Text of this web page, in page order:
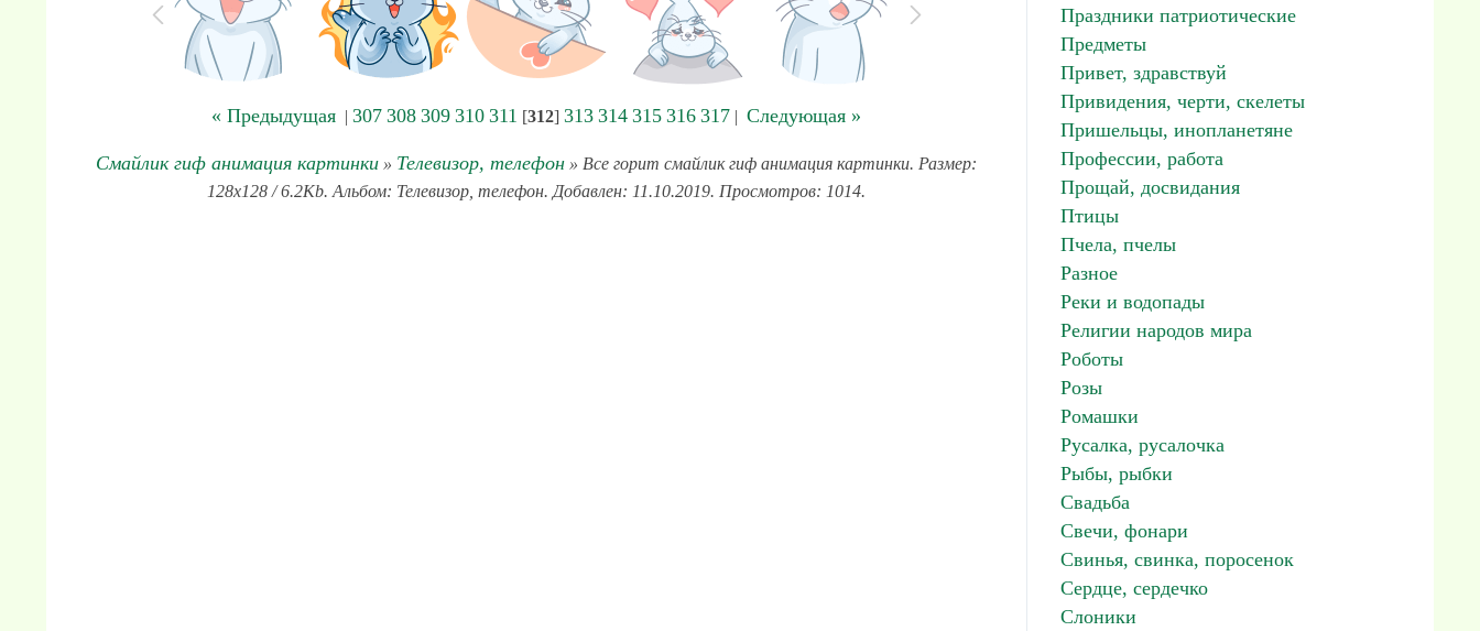
« Предыдущая | 307 308 309 310 311 [312] 313 314 315 316 317 | Следующая »
Смайлик гиф анимация картинки » Телевизор, телефон » Все горит смайлик гиф анимация картинки. Размер:
128x128 / 6.2Kb. Альбом: Телевизор, телефон. Добавлен: 11.10.2019. Просмотров: 1014.
Праздники патриотические
Предметы
Привет, здравствуй
Привидения, черти, скелеты
Пришельцы, инопланетяне
Профессии, работа
Прощай, досвидания
Птицы
Пчела, пчелы
Разное
Реки и водопады
Религии народов мира
Роботы
Розы
Ромашки
Русалка, русалочка
Рыбы, рыбки
Свадьба
Свечи, фонари
Свинья, свинка, поросенок
Сердце, сердечко
Слоники